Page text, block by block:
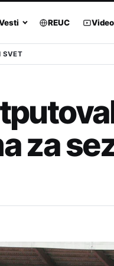
REUC Video
SVET
za